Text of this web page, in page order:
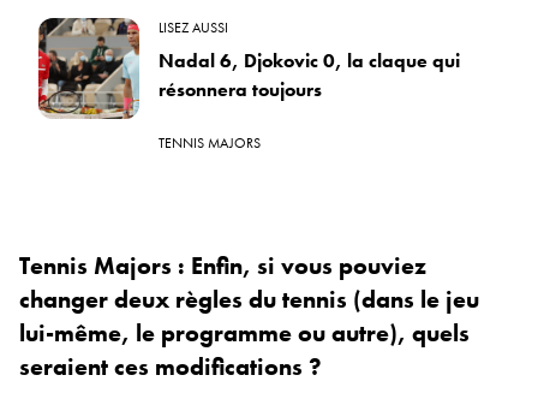
LISEZ AUSSI
Nadal 6, Djokovic 0, la claque qui
résonnera toujours
TENNIS MAJORS
Tennis Majors : Enfin, si vous pouviez
changer deux règles du tennis (dans le jeu
lui-même, le programme ou autre), quels
seraient ces modifications ?